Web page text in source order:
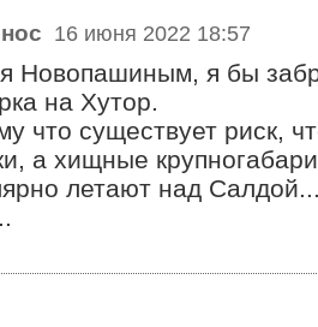
16 июня 2022 18:57
Новопашиным, я бы
на Хутор.
что существует риск,
а хищные
летают над